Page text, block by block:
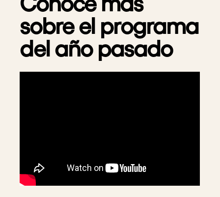
sobre el programa
del año pasado